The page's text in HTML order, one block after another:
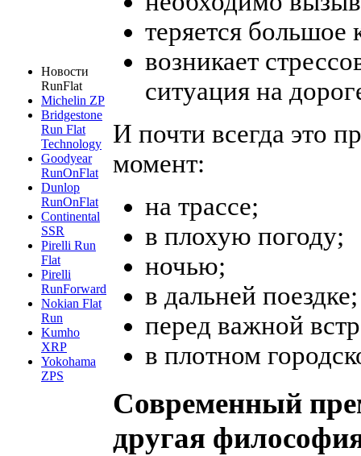
Новости
RunFlat
Michelin ZP
Bridgestone
Run Flat
Technology
Goodyear
RunOnFlat
Dunlop
RunOnFlat
Continental
SSR
Pirelli Run
Flat
Pirelli
RunForward
Nokian Flat
Run
Kumho
XRP
Yokohama
ZPS
теряется большое
возникает
ситуация на
И почти всегда это
момент:
на трассе;
в плохую погоду;
ночью;
в дальней поездке;
перед важной
в плотном
Современный
другая